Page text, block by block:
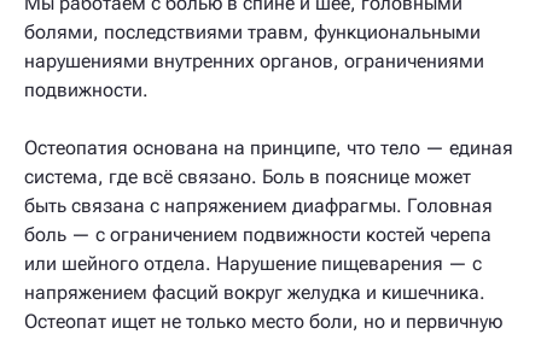
болями, последствиями травм, функциональными
нарушениями внутренних органов, ограничениями
подвижности.
Остеопатия основана на принципе, что тело — единая
система, где всё связано. Боль в пояснице может
быть связана с напряжением диафрагмы. Головная
боль — с ограничением подвижности костей черепа
или шейного отдела. Нарушение пищеварения — с
напряжением фасций вокруг желудка и кишечника.
Остеопат ищет не только место боли, но и первичную